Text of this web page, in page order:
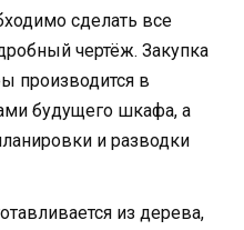
сделать все
чертёж. Закупка
производится в
будущего шкафа, а
и разводки
из дерева,